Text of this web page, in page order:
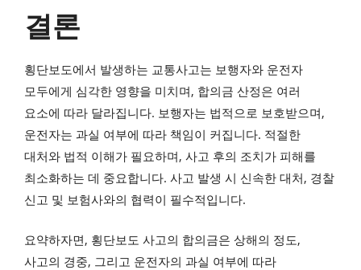
결론
횡단보도에서 발생하는 교통사고는 보행자와 운전자
모두에게 심각한 영향을 미치며, 합의금 산정은 여러
요소에 따라 달라집니다. 보행자는 법적으로 보호받으며,
운전자는 과실 여부에 따라 책임이 커집니다. 적절한
대처와 법적 이해가 필요하며, 사고 후의 조치가 피해를
최소화하는 데 중요합니다. 사고 발생 시 신속한 대처, 경찰
신고 및 보험사와의 협력이 필수적입니다.
요약하자면, 횡단보도 사고의 합의금은 상해의 정도,
사고의 경중, 그리고 운전자의 과실 여부에 따라